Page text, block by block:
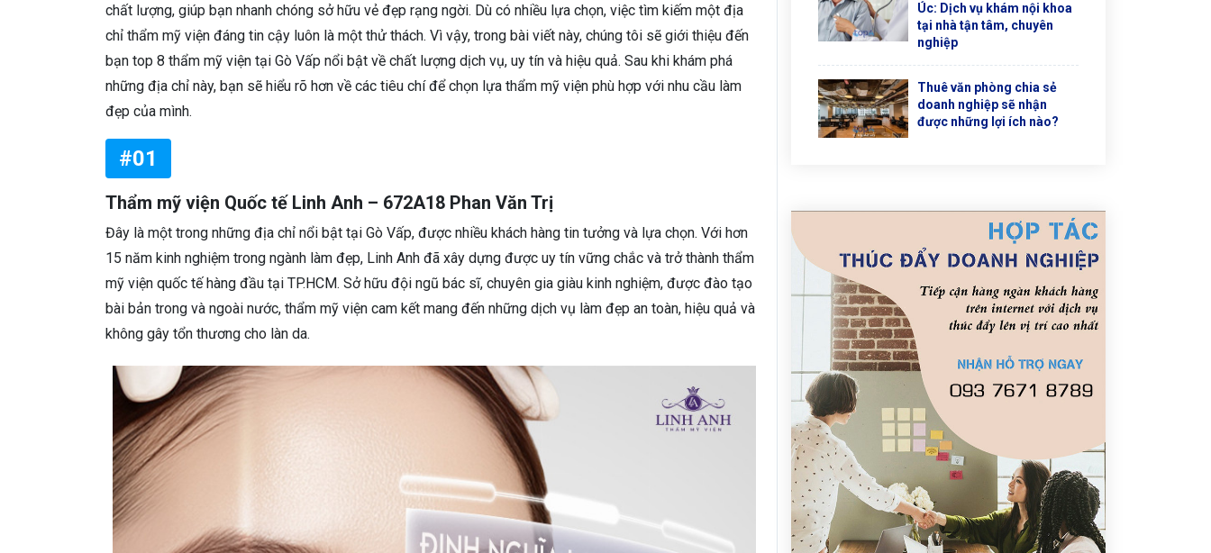
chất lượng, giúp bạn nhanh chóng sở hữu vẻ đẹp rạng ngời. Dù có nhiều lựa chọn, việc tìm kiếm một địa
chỉ thẩm mỹ viện đáng tin cậy luôn là một thử thách. Vì vậy, trong bài viết này, chúng tôi sẽ giới thiệu đến
bạn top 8 thẩm mỹ viện tại Gò Vấp nổi bật về chất lượng dịch vụ, uy tín và hiệu quả. Sau khi khám phá
những địa chỉ này, bạn sẽ hiểu rõ hơn về các tiêu chí để chọn lựa thẩm mỹ viện phù hợp với nhu cầu làm
đẹp của mình.
#01
Thẩm mỹ viện Quốc tế Linh Anh – 672A18 Phan Văn Trị
Đây là một trong những địa chỉ nổi bật tại Gò Vấp, được nhiều khách hàng tin tưởng và lựa chọn. Với hơn
15 năm kinh nghiệm trong ngành làm đẹp, Linh Anh đã xây dựng được uy tín vững chắc và trở thành thẩm
mỹ viện quốc tế hàng đầu tại TP.HCM. Sở hữu đội ngũ bác sĩ, chuyên gia giàu kinh nghiệm, được đào tạo
bài bản trong và ngoài nước, thẩm mỹ viện cam kết mang đến những dịch vụ làm đẹp an toàn, hiệu quả và
không gây tổn thương cho làn da.
Úc: Dịch vụ khám nội khoa
tại nhà tận tâm, chuyên
nghiệp
Thuê văn phòng chia sẻ
doanh nghiệp sẽ nhận
được những lợi ích nào?